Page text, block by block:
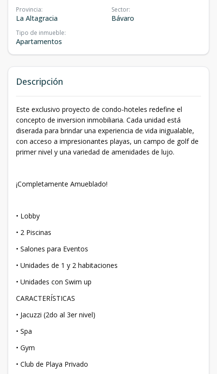
Provincia:
La Altagracia
Sector:
Bávaro
Tipo de inmueble:
Apartamentos
Descripción
Este exclusivo proyecto de condo-hoteles redefine el
concepto de inversion inmobiliaria. Cada unidad está
diserada para brindar una experiencia de vida inigualable,
con acceso a impresionantes playas, un campo de golf de
primer nivel y una variedad de amenidades de lujo.
¡Completamente Amueblado!
• Lobby
• 2 Piscinas
• Salones para Eventos
• Unidades de 1 y 2 habitaciones
• Unidades con Swim up
CARACTERÍSTICAS
• Jacuzzi (2do al 3er nivel)
• Spa
• Gym
• Club de Playa Privado